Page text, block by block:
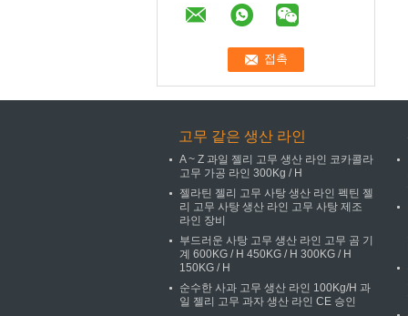
고무 같은 생산 라인
A ~ Z 과일 젤리 고무 생산 라인 코카콜라
고무 가공 라인 300Kg / H
젤라틴 젤리 고무 사탕 생산 라인 펙틴 젤
리 고무 사탕 생산 라인 고무 사탕 제조
라인 장비
부드러운 사탕 고무 생산 라인 고무 곰 기
계 600KG / H 450KG / H 300KG / H
150KG / H
순수한 사과 고무 생산 라인 100Kg/H 과
일 젤리 고무 과자 생산 라인 CE 승인